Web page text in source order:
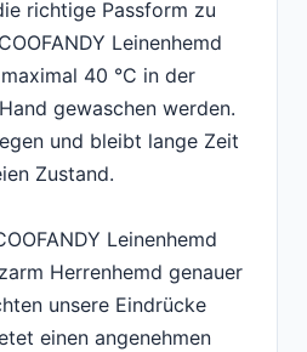
richtige Passform zu
Leinenhemd
40 °C in der
gewaschen werden.
und bleibt lange Zeit
Zustand.
Leinenhemd
Herrenhemd genauer
unsere Eindrücke
einen angenehmen